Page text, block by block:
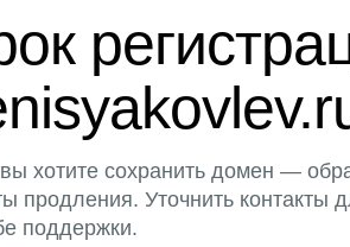
хотите сохранить домен —
продления. Уточнить контакты
поддержки.